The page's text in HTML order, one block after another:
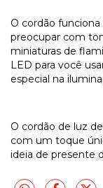
O cordão
preocupar com
miniaturas de
LED para você
especial na
O cordão de luz
com um toque
ideia de presente